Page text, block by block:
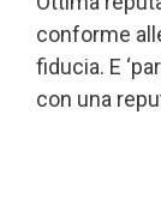
conforme
fiducia. E
con una